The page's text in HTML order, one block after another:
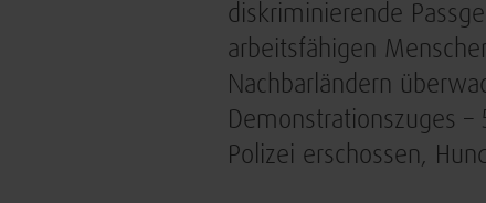
diskriminierende
arbeitsfähigen
Nachbarländern
Demonstrationszuges
Polizei erschossen,